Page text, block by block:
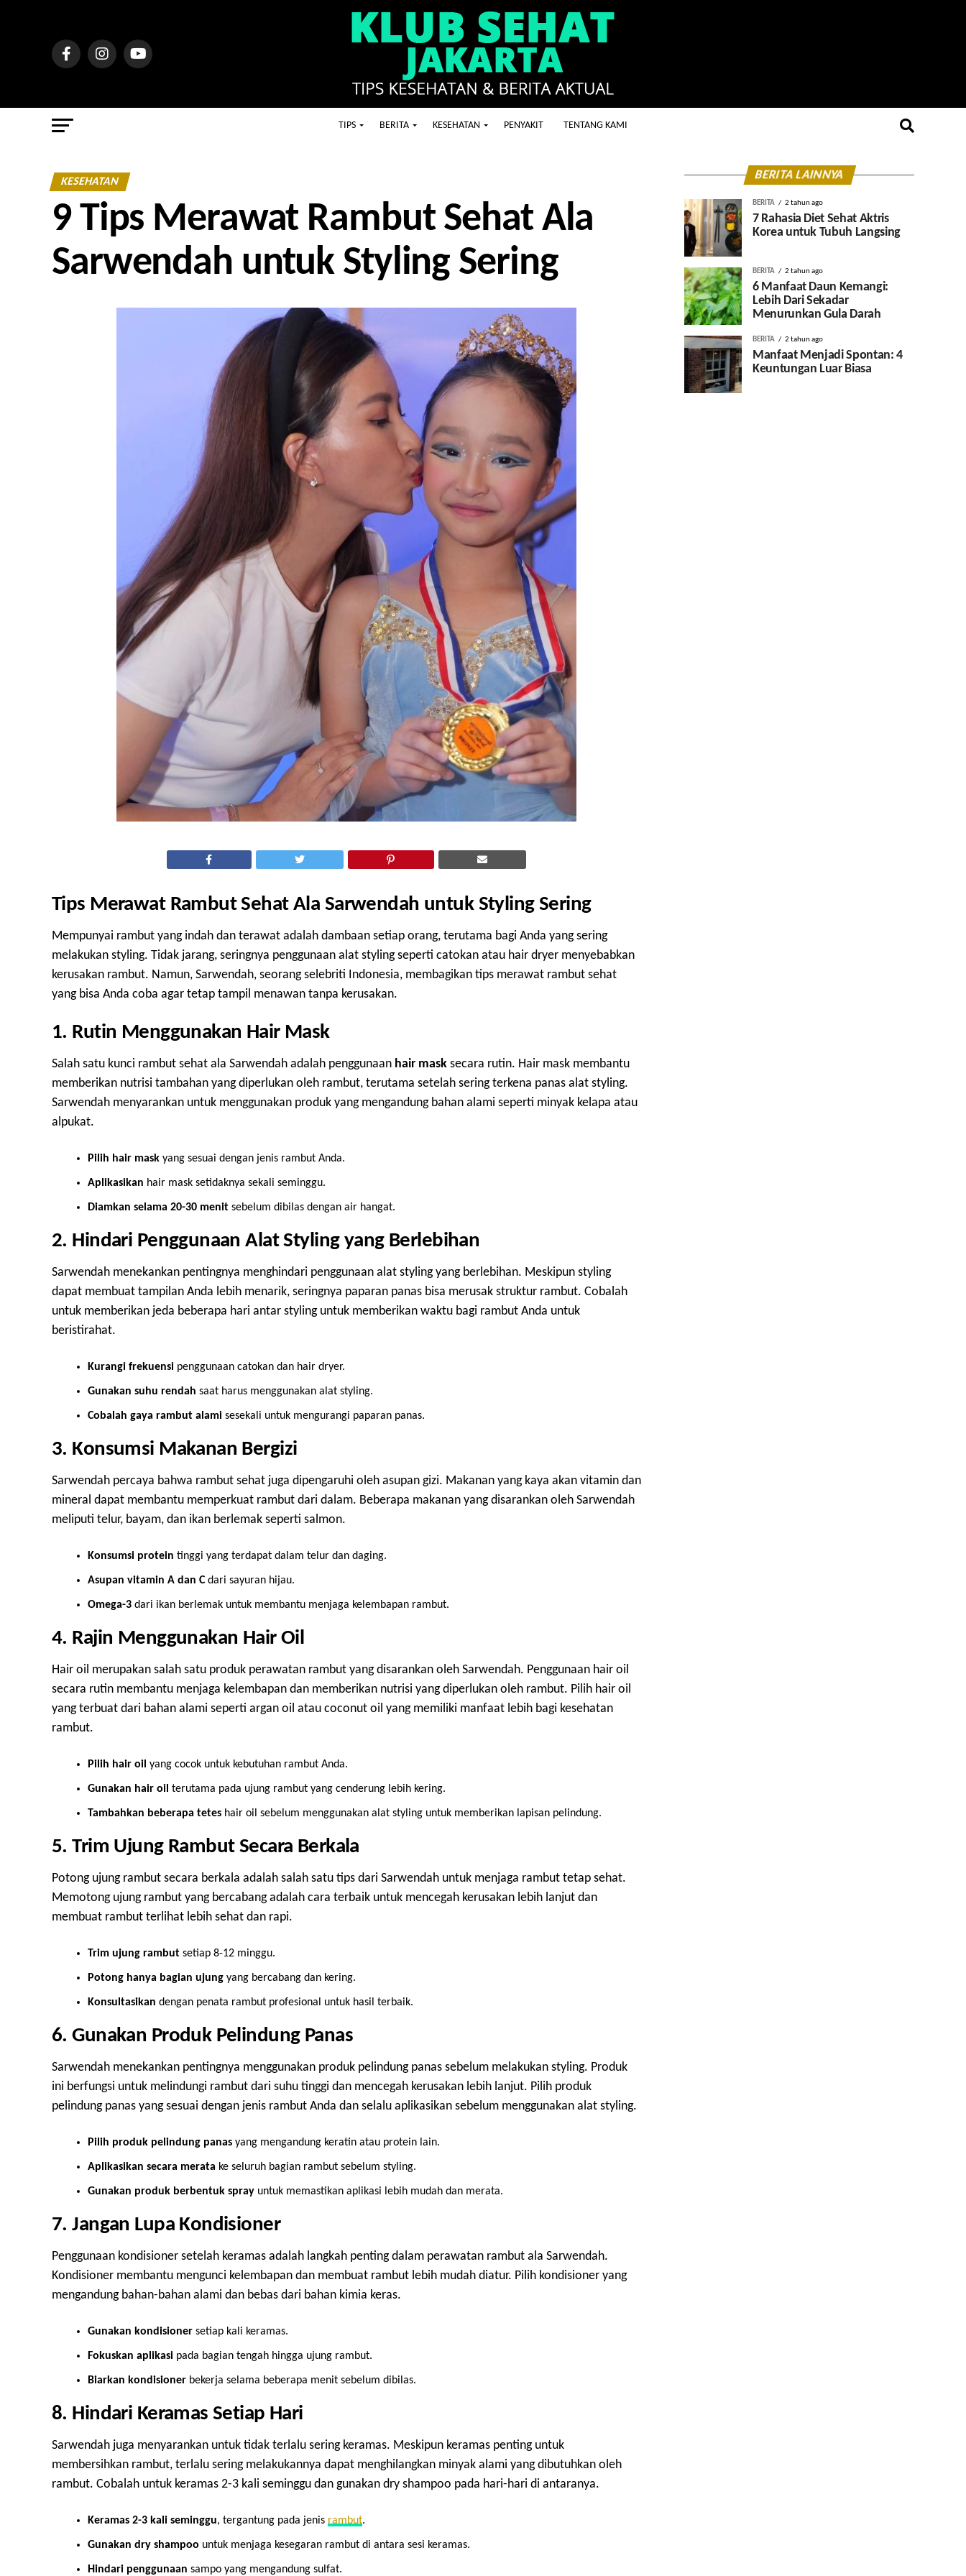
TIPS BERITA KESEHATAN PENYAKIT TENTANG KAMI
KESEHATAN
9 Tips Merawat Rambut Sehat Ala
Sarwendah untuk Styling Sering
Tips Merawat Rambut Sehat Ala Sarwendah untuk Styling Sering
Mempunyai rambut yang indah dan terawat adalah dambaan setiap orang, terutama bagi Anda yang sering
melakukan styling. Tidak jarang, seringnya penggunaan alat styling seperti catokan atau hair dryer menyebabkan
kerusakan rambut. Namun, Sarwendah, seorang selebriti Indonesia, membagikan tips merawat rambut sehat
yang bisa Anda coba agar tetap tampil menawan tanpa kerusakan.
1. Rutin Menggunakan Hair Mask
Salah satu kunci rambut sehat ala Sarwendah adalah penggunaan hair mask secara rutin. Hair mask membantu
memberikan nutrisi tambahan yang diperlukan oleh rambut, terutama setelah sering terkena panas alat styling.
Sarwendah menyarankan untuk menggunakan produk yang mengandung bahan alami seperti minyak kelapa atau
alpukat.
Pilih hair mask yang sesuai dengan jenis rambut Anda.
Aplikasikan hair mask setidaknya sekali seminggu.
Diamkan selama 20-30 menit sebelum dibilas dengan air hangat.
2. Hindari Penggunaan Alat Styling yang Berlebihan
Sarwendah menekankan pentingnya menghindari penggunaan alat styling yang berlebihan. Meskipun styling
dapat membuat tampilan Anda lebih menarik, seringnya paparan panas bisa merusak struktur rambut. Cobalah
untuk memberikan jeda beberapa hari antar styling untuk memberikan waktu bagi rambut Anda untuk
beristirahat.
Kurangi frekuensi penggunaan catokan dan hair dryer.
Gunakan suhu rendah saat harus menggunakan alat styling.
Cobalah gaya rambut alami sesekali untuk mengurangi paparan panas.
3. Konsumsi Makanan Bergizi
Sarwendah percaya bahwa rambut sehat juga dipengaruhi oleh asupan gizi. Makanan yang kaya akan vitamin dan
mineral dapat membantu memperkuat rambut dari dalam. Beberapa makanan yang disarankan oleh Sarwendah
meliputi telur, bayam, dan ikan berlemak seperti salmon.
Konsumsi protein tinggi yang terdapat dalam telur dan daging.
Asupan vitamin A dan Cdari sayuran hijau.
Omega-3 dari ikan berlemak untuk membantu menjaga kelembapan rambut.
4. Rajin Menggunakan Hair Oil
Hair oil merupakan salah satu produk perawatan rambut yang disarankan oleh Sarwendah. Penggunaan hair oil
secara rutin membantu menjaga kelembapan dan memberikan nutrisi yang diperlukan oleh rambut. Pilih hair oil
yang terbuat dari bahan alami seperti argan oil atau coconut oil yang memiliki manfaat lebih bagi kesehatan
rambut.
Pilih hair oil yang cocok untuk kebutuhan rambut Anda.
Gunakan hair oil terutama pada ujung rambut yang cenderung lebih kering.
Tambahkan beberapa tetes hair oil sebelum menggunakan alat styling untuk memberikan lapisan pelindung.
5. Trim Ujung Rambut Secara Berkala
Potong ujung rambut secara berkala adalah salah satu tips dari Sarwendah untuk menjaga rambut tetap sehat.
Memotong ujung rambut yang bercabang adalah cara terbaik untuk mencegah kerusakan lebih lanjut dan
membuat rambut terlihat lebih sehat dan rapi.
Trim ujung rambut setiap 8-12 minggu.
Potong hanya bagian ujung yang bercabang dan kering.
Konsultasikan dengan penata rambut profesional untuk hasil terbaik.
6. Gunakan Produk Pelindung Panas
Sarwendah menekankan pentingnya menggunakan produk pelindung panas sebelum melakukan styling. Produk
ini berfungsi untuk melindungi rambut dari suhu tinggi dan mencegah kerusakan lebih lanjut. Pilih produk
pelindung panas yang sesuai dengan jenis rambut Anda dan selalu aplikasikan sebelum menggunakan alat styling.
Pilih produk pelindung panas yang mengandung keratin atau protein lain.
Aplikasikan secara merata ke seluruh bagian rambut sebelum styling.
Gunakan produk berbentuk spray untuk memastikan aplikasi lebih mudah dan merata.
7. Jangan Lupa Kondisioner
Penggunaan kondisioner setelah keramas adalah langkah penting dalam perawatan rambut ala Sarwendah.
Kondisioner membantu mengunci kelembapan dan membuat rambut lebih mudah diatur. Pilih kondisioner yang
mengandung bahan-bahan alami dan bebas dari bahan kimia keras.
Gunakan kondisioner setiap kali keramas.
Fokuskan aplikasi pada bagian tengah hingga ujung rambut.
Biarkan kondisioner bekerja selama beberapa menit sebelum dibilas.
8. Hindari Keramas Setiap Hari
Sarwendah juga menyarankan untuk tidak terlalu sering keramas. Meskipun keramas penting untuk
membersihkan rambut, terlalu sering melakukannya dapat menghilangkan minyak alami yang dibutuhkan oleh
rambut. Cobalah untuk keramas 2-3 kali seminggu dan gunakan dry shampoo pada hari-hari di antaranya.
Keramas 2-3 kali seminggu, tergantung pada jenis rambut.
Gunakan dry shampoo untuk menjaga kesegaran rambut di antara sesi keramas.
Hindari penggunaan sampo yang mengandung sulfat.
BERITA LAINNYA
BERITA 2 tahun ago
7 Rahasia Diet Sehat Aktris
Korea untuk Tubuh Langsing
BERITA 2 tahun ago
6 Manfaat Daun Kemangi:
Lebih Dari Sekadar
Menurunkan Gula Darah
BERITA 2 tahun ago
Manfaat Menjadi Spontan: 4
Keuntungan Luar Biasa